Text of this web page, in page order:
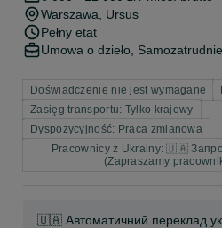
Warszawa , Ursus
Pełny etat
Umowa o dzieło,
Doświadczenie nie jest wymagane
Zasięg transportu: Tylko krajowy
Dyspozycyjność: Praca zmianowa
Pracownicy z Ukrainy: 🇺🇦
(Zapraszamy
🇺🇦 Автоматичний переклад